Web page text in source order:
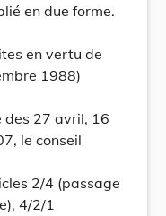
en due forme.
en vertu de
1988)
des 27 avril, 16
le conseil
2/4 (passage
4/2/1